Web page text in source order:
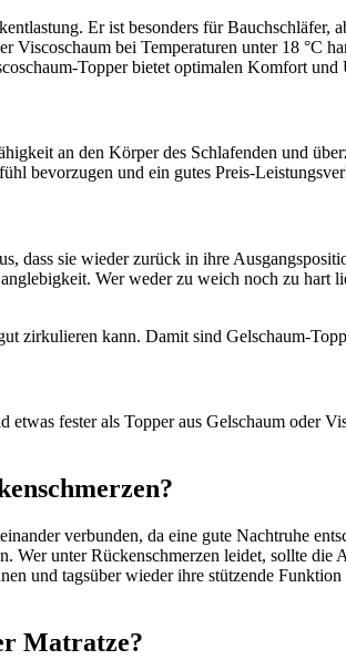
Er ist besonders für
Viscoschaum bei Temperaturen unter 18 °C
Topper bietet optimalen Komfort
an den Körper des Schlafenden und
bevorzugen und ein gutes Preis-
dass sie wieder zurück in ihre
Wer weder zu weich noch zu hart
zirkulieren kann. Damit sind Gelschaum-
etwas fester als Topper aus Gelschaum oder
verbunden, da eine gute Nachtruhe
Wer unter Rückenschmerzen leidet, sollte
und tagsüber wieder ihre stützende
Matratze?